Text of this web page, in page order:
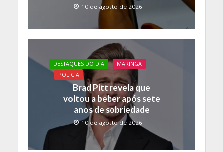
10 de agosto de 2026
DESTAQUES DO DIA
MARINGA
POLICIA
Brad Pitt revela que
voltou a beber após sete
anos de sobriedade
10 de agosto de 2026